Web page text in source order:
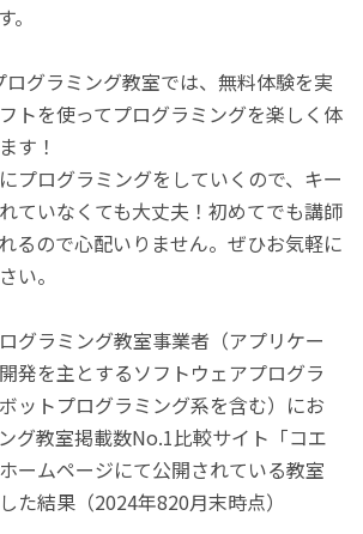
ログラミング教室では、無料体験を実
トを使ってプログラミングを楽しく体
す！
プログラミングをしていくので、キー
ていなくても大丈夫！初めてでも講師
るので心配いりません。ぜひお気軽に
い。
グラミング教室事業者（アプリケー
発を主とするソフトウェアプログラ
ットプログラミング系を含む）にお
グ教室掲載数No.1比較サイト「コエ
ームページにて公開されている教室
た結果（2024年820月末時点）